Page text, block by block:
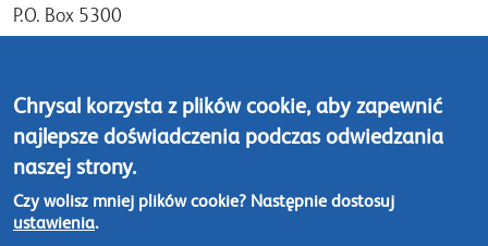
P.O. Box 5300
1411 DD Naarden
The Netherlands
Tel: +31 (0)35 - 695 58 88
Skontaktuj się z nami
Chrysal korzysta z plików cookie, aby zapewnić
najlepsze doświadczenia podczas odwiedzania
naszej strony.
Czy wolisz mniej plików cookie? Następnie dostosuj
ustawienia.